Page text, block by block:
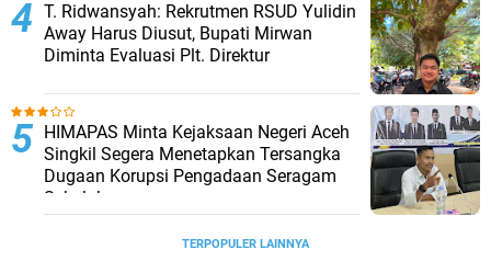
T. Ridwansyah: Rekrutmen RSUD Yulidin
Away Harus Diusut, Bupati Mirwan
Diminta Evaluasi Plt. Direktur
HIMAPAS Minta Kejaksaan Negeri Aceh
Singkil Segera Menetapkan Tersangka
Dugaan Korupsi Pengadaan Seragam
Sekolah
TERPOPULER LAINNYA